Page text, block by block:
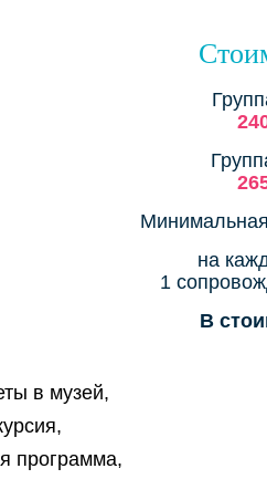
на
1
В
в музей,
программа,